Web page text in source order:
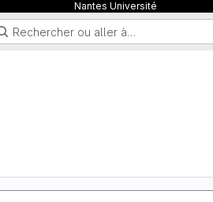
Nantes Université
Rechercher ou aller à…